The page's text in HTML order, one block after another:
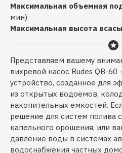
Максимальная объемная
мин)
Максимальная высота
Представляем вашему
вихревой насос Rudes QB-
устройство, созданное для
из открытых водоемов,
накопительных емкостей.
решение для систем полива
капельного орошения, или
давление воды в системах
водоснабжения частных